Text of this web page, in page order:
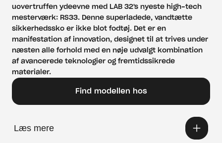
uovertruffen ydeevne med LAB 32's nyeste high-tech
mesterværk: RS33. Denne superladede, vandtætte
sikkerhedssko er ikke blot fodtøj. Det er en
manifestation af innovation, designet til at trives under
næsten alle forhold med en nøje udvalgt kombination
af avancerede teknologier og fremtidssikrede
materialer.
Find modellen hos
Læs mere